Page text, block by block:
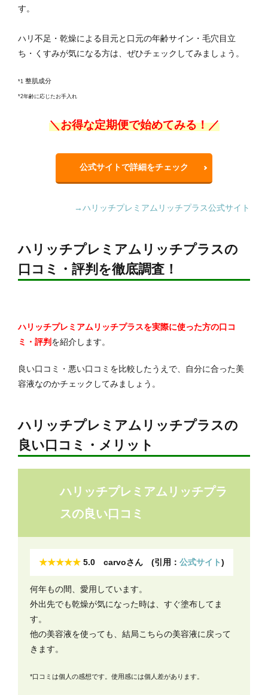
す。
ハリ不足・乾燥による目元と口元の年齢サイン・毛穴目立
ち・くすみが気になる方は、ぜひチェックしてみましょう。
*1 整肌成分
*2年齢に応じたお手入れ
＼お得な定期便で始めてみる！／
公式サイトで詳細をチェック
→ハリッチプレミアムリッチプラス公式サイト
ハリッチプレミアムリッチプラスの
口コミ・評判を徹底調査！
ハリッチプレミアムリッチプラスを実際に使った方の口コ
ミ・評判 を紹介します。
良い口コミ・悪い口コミを比較したうえで、自分に合った美
容液なのかチェックしてみましょう。
ハリッチプレミアムリッチプラスの
良い口コミ・メリット
ハリッチプレミアムリッチプラ
スの良い口コミ
★★★★★ 5.0 carvoさん (引用： 公式サイト)
何年もの間、愛用しています。
外出先でも乾燥が気になった時は、すぐ塗布してま
す。
他の美容液を使っても、結局こちらの美容液に戻って
きます。
*口コミは個人の感想です。使用感には個人差があります。